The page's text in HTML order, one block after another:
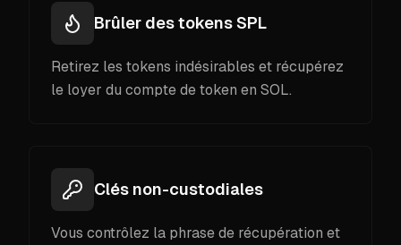
Brûler des tokens SPL
Retirez les tokens indésirables et récupérez
le loyer du compte de token en SOL.
Clés non-custodiales
Vous contrôlez la phrase de récupération et